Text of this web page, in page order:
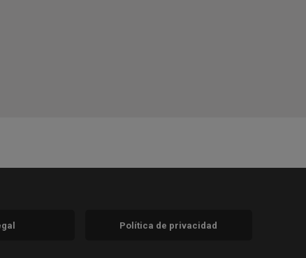
Política de privacidad